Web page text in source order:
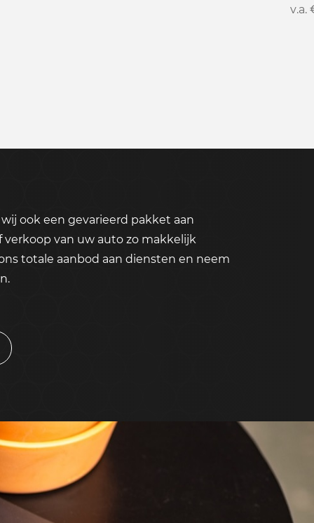
v.a.
ook een gevarieerd pakket aan
verkoop van uw auto zo makkelijk
totale aanbod aan diensten en neem